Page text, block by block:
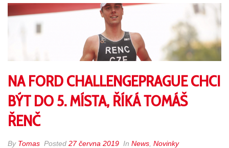
NA FORD CHALLENGEPRAGUE CHCI
BÝT DO 5. MÍSTA, ŘÍKÁ TOMÁŠ
ŘENČ
By Tomas Posted 27 června 2019 In News Novinky